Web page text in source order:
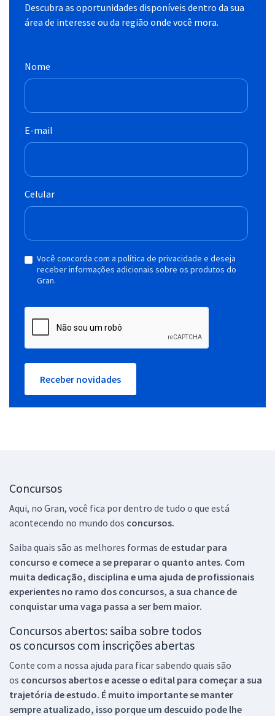
Descubra as oportunidades disponíveis dentro da sua
área de interesse ou da região onde você mora.
Nome
E-mail
Celular
Você concorda com a política de privacidade e deseja
receber informações adicionais sobre os produtos do
Gran.
Receber novidades
Concursos
Aqui, no Gran, você fica por dentro de tudo o que está
acontecendo no mundo dos concursos.
Saiba quais são as melhores formas de estudar para
concurso e comece a se preparar o quanto antes. Com
muita dedicação, disciplina e uma ajuda de profissionais
experientes no ramo dos concursos, a sua chance de
conquistar uma vaga passa a ser bem maior.
Concursos abertos: saiba sobre todos
os concursos com inscrições abertas
Conte com a nossa ajuda para ficar sabendo quais são
os concursos abertos e acesse o edital para começar a sua
trajetória de estudo. É muito importante se manter
sempre atualizado, isso porque um descuido pode lhe